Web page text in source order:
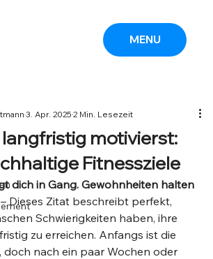
MENU
motivierst:
Fitnessziele
3. Apr. 2025 2 Min. Lesezeit
dich in Gang. Gewohnheiten halten
– Dieses Zitat beschreibt perfekt,
Schwierigkeiten haben, ihre
zu erreichen. Anfangs ist die
nach ein paar Wochen oder